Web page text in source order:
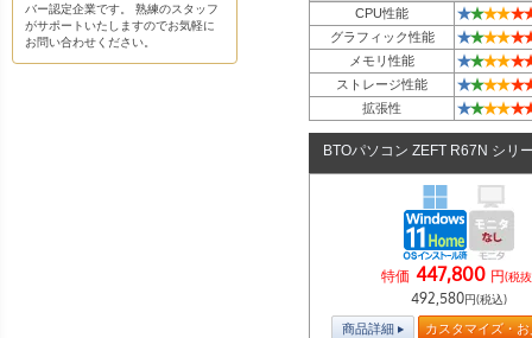
CPU性能
★★★★★
グラフィック性能 ★★★★★
メモリ性能 ★★★★★
ストレージ性能 ★★★★★
拡張性 ★★★★★
BTOパソコン ZEFT R67N シリ
特価 447,800 円(税
492,580円(税込)
商品詳細 カスタマイズ・
バー認定企業です。 熟練のスタッフ
がサポートいたしますのでお気軽に
お問い合わせください。